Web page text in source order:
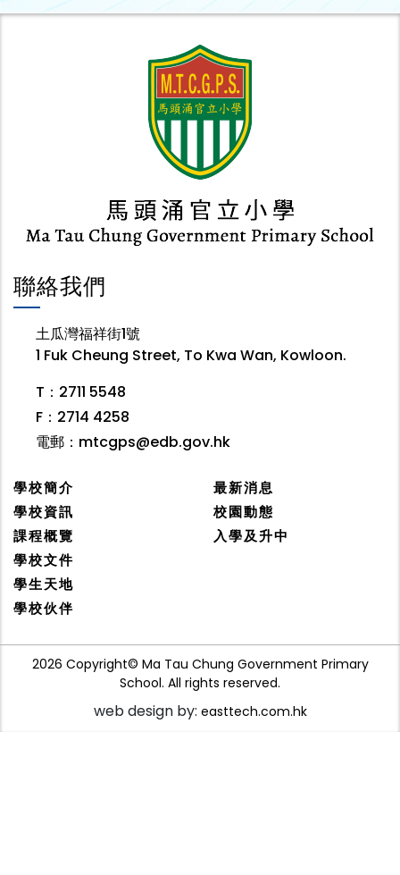
聯絡我們
土瓜灣福祥街1號
1 Fuk Cheung Street, To Kwa Wan, Kowloon.
T：2711 5548
F：2714 4258
電郵： mtcgps@edb.gov.hk
學校簡介
學校資訊
課程概覽
學校文件
學生天地
學校伙伴
最新消息
校園動態
入學及升中
2026 Copyright© Ma Tau Chung Government Primary
School. All rights reserved.
web design by: easttech.com.hk